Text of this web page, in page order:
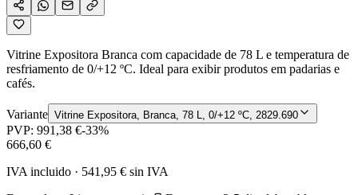
Vitrine Expositora Branca com capacidade de 78 L e temperatura de
resfriamento de 0/+12 ºC. Ideal para exibir produtos em padarias e
cafés.
Variante Vitrine Expositora, Branca, 78 L, 0/+12 ºC, 2829.690
PVP: 991,38 €-33%
666,60 €
IVA incluido · 541,95 € sin IVA